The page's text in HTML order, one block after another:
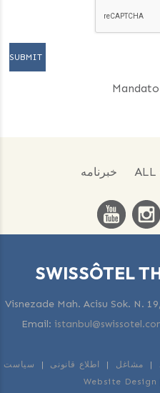
ALL خبرنامه
SWISSÔTEL
Visnezade Mah. Acisu Sok. N.
Email:
| مشاغل | اطلاع قانونی | سیاست
Website Design